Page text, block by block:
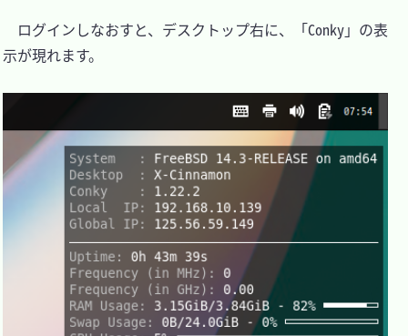
ログインしなおすと、デスクトップ右に、「Conky」の表
示が現れます。